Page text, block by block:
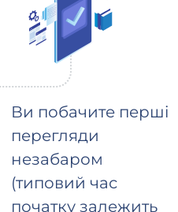
Ви побачите перші
перегляди
незабаром
(типовий час
початку залежить